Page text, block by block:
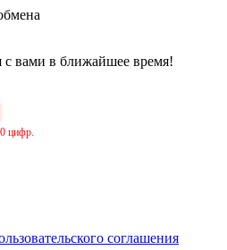
вами в ближайшее время!
цифр.
соглашения